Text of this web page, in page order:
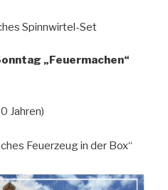
Spinnwirtel-Set
„Feuermachen“
Jahren)
Feuerzeug in der Box“